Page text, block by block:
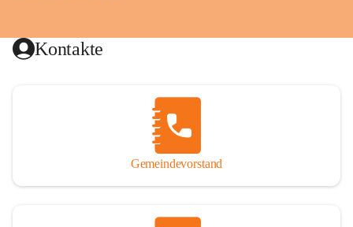
Kontakte
Gemeindevorstand